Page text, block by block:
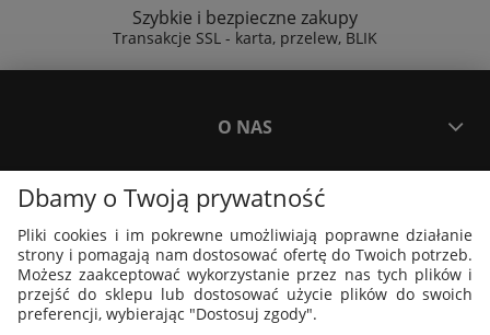
Szybkie i bezpieczne zakupy
Transakcje SSL - karta, przelew, BLIK
O NAS
PŁATNOŚCI I DOSTAWA
PLAKATY I GRAFIKI
Dbamy o Twoją prywatność
Pliki cookies i im pokrewne umożliwiają poprawne działanie
strony i pomagają nam dostosować ofertę do Twoich potrzeb.
Możesz zaakceptować wykorzystanie przez nas tych plików i
przejść do sklepu lub dostosować użycie plików do swoich
preferencji, wybierając "Dostosuj zgody".